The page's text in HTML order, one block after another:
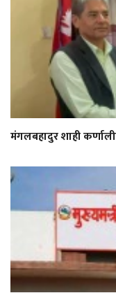
मंगलबहादुर शाही